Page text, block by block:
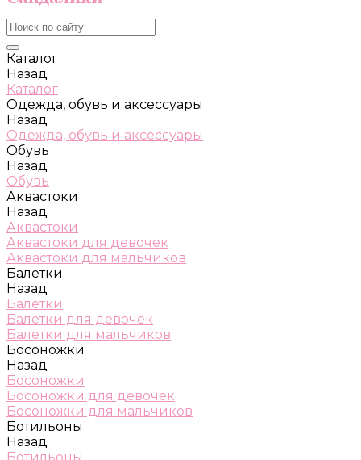
Каталог
Назад
Каталог
Одежда, обувь и аксессуары
Назад
Одежда, обувь и аксессуары
Обувь
Назад
Обувь
Аквастоки
Назад
Аквастоки
Аквастоки для девочек
Аквастоки для мальчиков
Балетки
Назад
Балетки
Балетки для девочек
Балетки для мальчиков
Босоножки
Назад
Босоножки
Босоножки для девочек
Босоножки для мальчиков
Ботильоны
Назад